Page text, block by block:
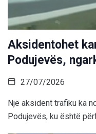
Aksidentohet
Podujevës,
27/07/2026
Një aksident trafiku ka
Podujevës, ku është